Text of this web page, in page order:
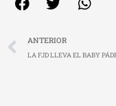
Ant
ANTERIOR